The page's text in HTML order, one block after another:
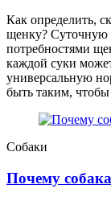
Как определить,
щенку? Суточную
потребностями
каждой суки
универсальную
быть таким, чтобы
Собаки
Почему